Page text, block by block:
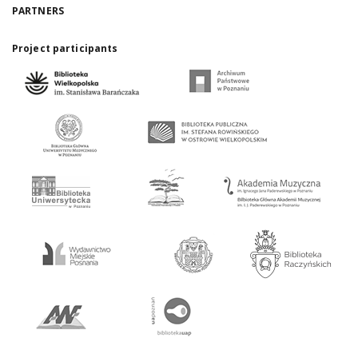
PARTNERS
Project participants